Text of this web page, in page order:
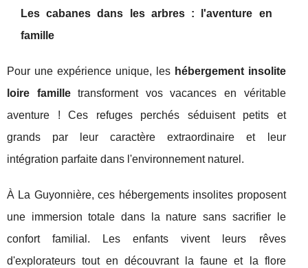
Les cabanes dans les arbres : l'aventure en
famille
Pour une expérience unique, les hébergement insolite
loire familletransforment vos vacances en véritable
aventure ! Ces refuges perchés séduisent petits et
grands par leur caractère extraordinaire et leur
intégration parfaite dans l'environnement naturel.
À La Guyonnière, ces hébergements insolites proposent
une immersion totale dans la nature sans sacrifier le
confort familial. Les enfants vivent leurs rêves
d'explorateurs tout en découvrant la faune et la flore